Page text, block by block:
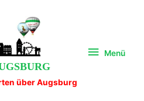
über Augsburg
Menü